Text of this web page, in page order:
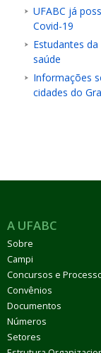
UFABC já
Covid-19
Estudantes
saúde
Informações
cidades do
A UFABC
Sobre
Campi
Concursos e
Convênios
Documentos
Números
Setores